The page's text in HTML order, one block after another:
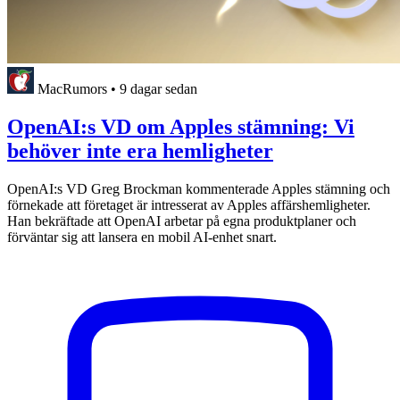
MacRumors • 9 dagar sedan
OpenAI:s VD om Apples stämning: Vi
behöver inte era hemligheter
OpenAI:s VD Greg Brockman kommenterade Apples stämning och
förnekade att företaget är intresserat av Apples affärshemligheter.
Han bekräftade att OpenAI arbetar på egna produktplaner och
förväntar sig att lansera en mobil AI-enhet snart.